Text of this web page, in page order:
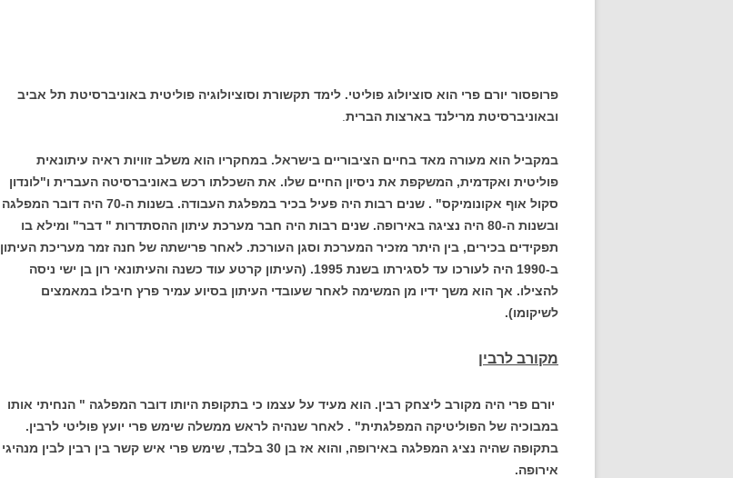
פרופסור יורם פרי הוא סוציולוג פוליטי. לימד תקשורת וסוציולוגיה פוליטית באוניברסיטת תל אביב
ובאוניברסיטת מרילנד בארצות הברית
במקביל הוא מעורה מאד בחיים הציבוריים בישראל. במחקריו הוא משלב זוויות ראיה עיתונאית
פוליטית ואקדמית, המשקפת את ניסיון החיים שלו. את השכלתו רכש באוניברסיטה העברית ו"לונדון
סקול אוף אקונומיקס" . שנים רבות היה פעיל בכיר במפלגת העבודה. בשנות ה-70 היה דובר המפלגה
ובשנות ה-80 היה נציגה באירופה. שנים רבות היה חבר מערכת עיתון ההסתדרות " דבר" ומילא בו
תפקידים בכירים, בין היתר מזכיר המערכת וסגן העורכת. לאחר פרישתה של חנה זמר מעריכת העיתון
ב-1990 היה לעורכו עד לסגירתו בשנת 1995. (העיתון קרטע עוד כשנה והעיתונאי רון בן ישי ניסה
להצילו. אך הוא משך ידיו מן המשימה לאחר שעובדי העיתון בסיוע עמיר פרץ חיבלו במאמצים
לשיקומו).
מקורב לרבין
יורם פרי היה מקורב ליצחק רבין. הוא מעיד על עצמו כי בתקופת היותו דובר המפלגה " הנחיתי אותו
במבוכיה של הפוליטיקה המפלגתית" . לאחר שנהיה לראש ממשלה שימש פרי יועץ פוליטי לרבין.
בתקופה שהיה נציג המפלגה באירופה, והוא אז בן 30 בלבד, שימש פרי איש קשר בין רבין לבין מנהיגי
אירופה.